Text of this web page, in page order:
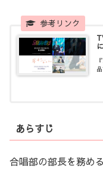
あらすじ
合唱部の部長を務め